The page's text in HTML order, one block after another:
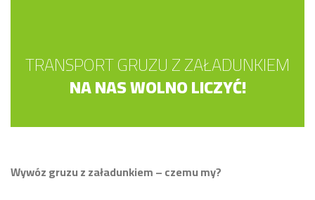
TRANSPORT GRUZU Z ZAŁADUNKIEM
NA NAS WOLNO LICZYĆ!
Wywóz gruzu z załadunkiem – czemu my?